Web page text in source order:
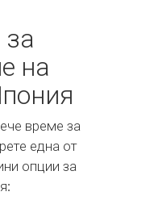
на
време за
една от
опции за